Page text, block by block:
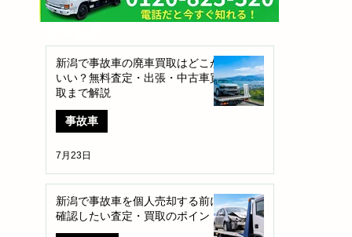
新潟で事故車の廃車買取はどこが
いい？無料査定・出張・中古車買
取まで解説
事故車
7月23日
新潟で事故車を個人売却する前に
確認したい査定・買取のポイント